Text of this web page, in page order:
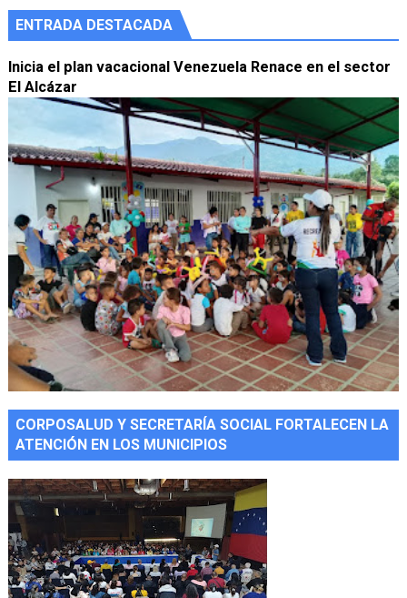
ENTRADA DESTACADA
Inicia el plan vacacional Venezuela Renace en el sector
El Alcázar
CORPOSALUD Y SECRETARÍA SOCIAL FORTALECEN LA
ATENCIÓN EN LOS MUNICIPIOS